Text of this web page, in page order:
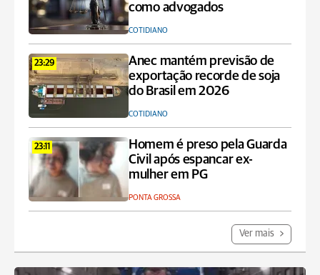
como advogados
COTIDIANO
23:29
Anec mantém previsão de
exportação recorde de soja
do Brasil em 2026
COTIDIANO
23:11
Homem é preso pela Guarda
Civil após espancar ex-
mulher em PG
PONTA GROSSA
Ver mais